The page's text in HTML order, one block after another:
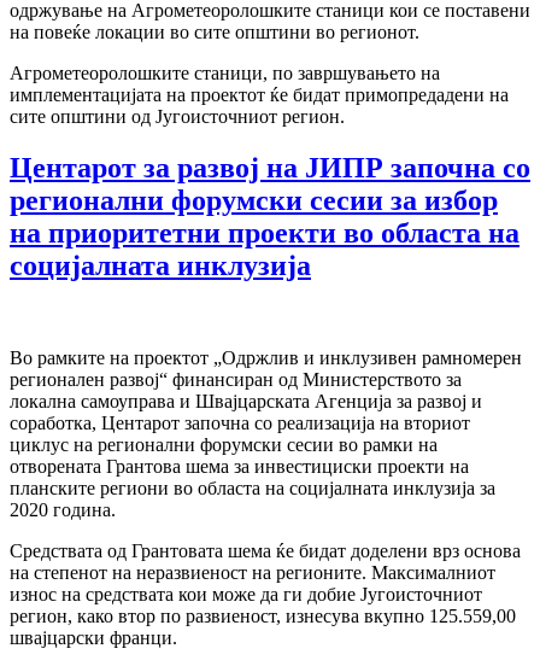
одржување на Агрометеоролошките станици кои се поставени
на повеќе локации во сите општини во регионот.
Агрометеоролошките станици, по завршувањето на
имплементацијата на проектот ќе бидат примопредадени на
сите општини од Југоисточниот регион.
Центарот за развој на ЈИПР започна со
регионални форумски сесии за избор
на приоритетни проекти во областа на
социјалната инклузија
Во рамките на проектот „Одржлив и инклузивен рамномерен
регионален развој“ финансиран од Министерството за
локална самоуправа и Швајцарската Агенција за развој и
соработка, Центарот започна со реализација на вториот
циклус на регионални форумски сесии во рамки на
отворената Грантова шема за инвестициски проекти на
планските региони во областа на социјалната инклузија за
2020 година.
Средствата од Грантовата шема ќе бидат доделени врз основа
на степенот на неразвиеност на регионите. Максималниот
износ на средствата кои може да ги добие Југоисточниот
регион, како втор по развиеност, изнесува вкупно 125.559,00
швајцарски франци.